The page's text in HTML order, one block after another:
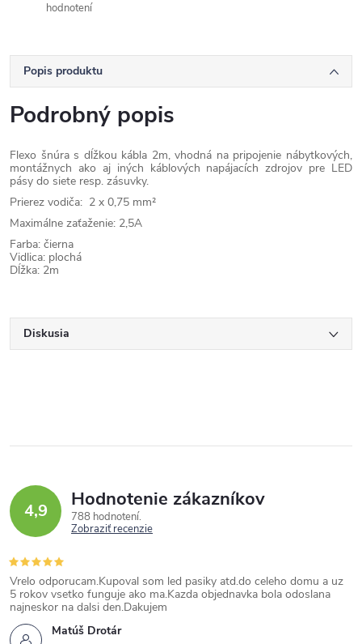
hodnotení
Popis produktu
Podrobný popis
Flexo šnúra s dĺžkou kábla 2m, vhodná na pripojenie nábytkových,
montážnych ako aj iných káblových napájacích zdrojov pre LED
pásy do siete resp. zásuvky.
Prierez vodiča: 2 x 0,75 mm²
Maximálne zaťaženie: 2,5A
Farba: čierna
Vidlica: plochá
Dĺžka: 2m
Diskusia
4,9 Hodnotenie zákazníkov
788 hodnotení
Zobraziť recenzie
Matúš Drotár
Vrelo odporucam.Kupoval som led pasiky atd.do celeho domu a uz
5 rokov vsetko funguje ako ma.Kazda objednavka bola odoslana
najneskor na dalsi den.Dakujem